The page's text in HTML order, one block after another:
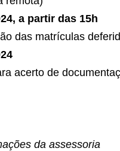
a partir das 15h
das matrículas
acerto de
da assessoria